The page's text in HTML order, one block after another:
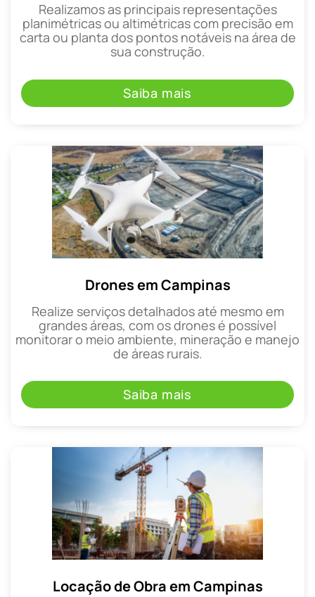
Realizamos as principais representações
planimétricas ou altimétricas com precisão em
carta ou planta dos pontos notáveis na área de
sua construção.
Saiba mais
Drones em Campinas
Realize serviços detalhados até mesmo em
grandes áreas, com os drones é possível
monitorar o meio ambiente, mineração e manejo
de áreas rurais.
Saiba mais
Locação de Obra em Campinas